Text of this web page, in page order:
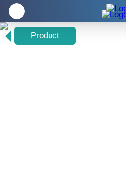
Tentang Kami Produk
Product